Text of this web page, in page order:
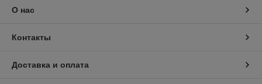
О нас
Контакты
Доставка и оплата